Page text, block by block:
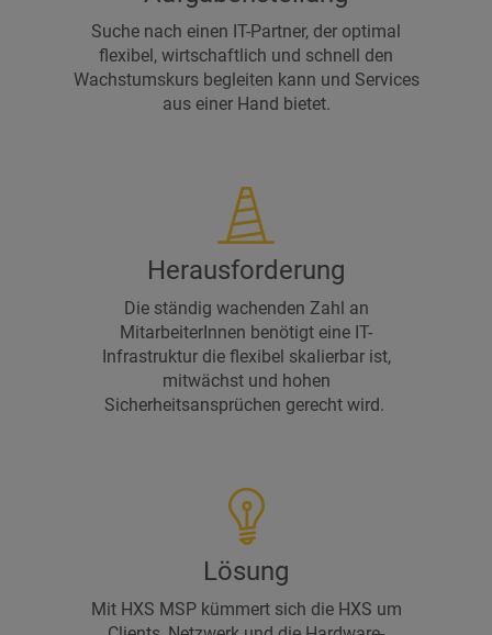
Suche nach einen IT-Partner, der optimal
flexibel, wirtschaftlich und schnell den
Wachstumskurs begleiten kann und Services
aus einer Hand bietet.
Herausforderung
Die ständig wachenden Zahl an
MitarbeiterInnen benötigt eine IT-
Infrastruktur die flexibel skalierbar ist,
mitwächst und hohen
Sicherheitsansprüchen gerecht wird.
Lösung
Mit HXS MSP kümmert sich die HXS um